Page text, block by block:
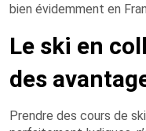
bien évidemment en
Le ski en
des
Prendre des cours de